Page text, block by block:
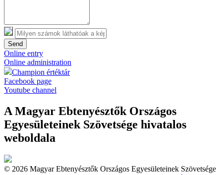
Send
Online entry
Online administration
Champion értéktár
Facebook page
Youtube channel
A Magyar Ebtenyésztők Országos
Egyesületeinek Szövetsége hivatalos
weboldala
© 2026 Magyar Ebtenyésztők Országos Egyesületeinek Szövetsége